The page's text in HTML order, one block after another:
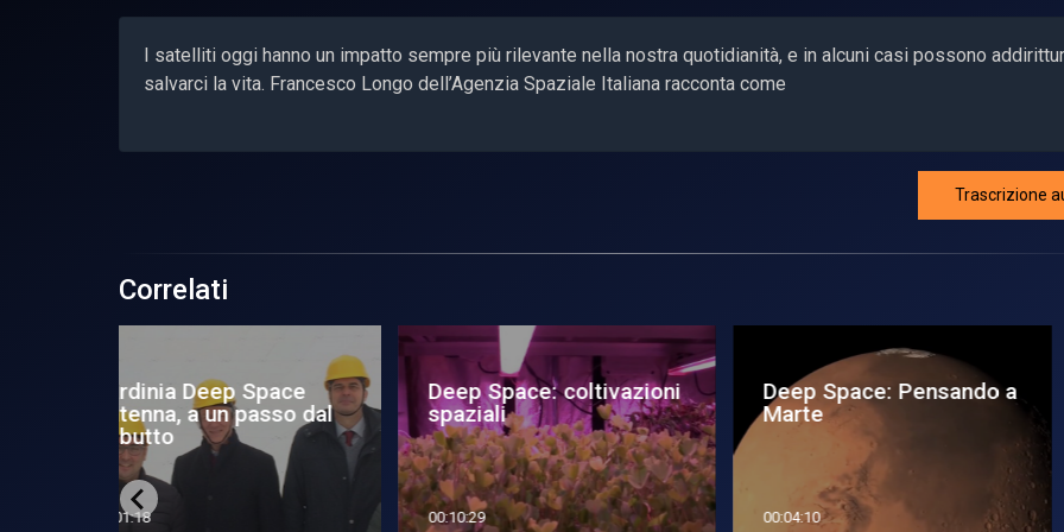
I satelliti oggi hanno un impatto sempre più rilevante nella nostra quotidianità, e in alcuni casi possono
salvarci la vita. Francesco Longo dell’Agenzia Spaziale Italiana racconta come
Trascrizione
Correlati
Deep Space: coltivazioni
spaziali
Deep Space: Pensando a
Marte
00:04:10
Deep Space: La
italiana di LiciaCube ha
trio...
00:09:05